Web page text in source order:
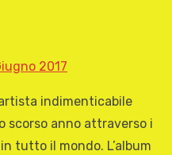
2017
indimenticabile
scorso anno attraverso i
tutto il mondo. L’album